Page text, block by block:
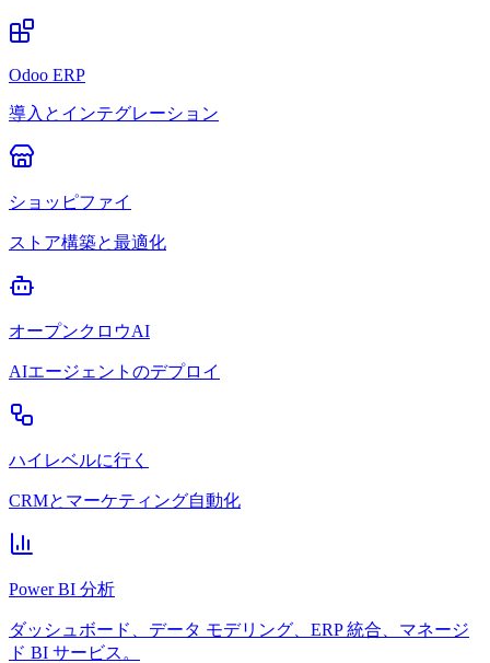
Odoo ERP
導入とインテグレーション
ショッピファイ
ストア構築と最適化
オープンクロウAI
AIエージェントのデプロイ
ハイレベルに行く
CRMとマーケティング自動化
Power BI 分析
ダッシュボード、データ モデリング、ERP 統合、マネージ
ド BI サービス。